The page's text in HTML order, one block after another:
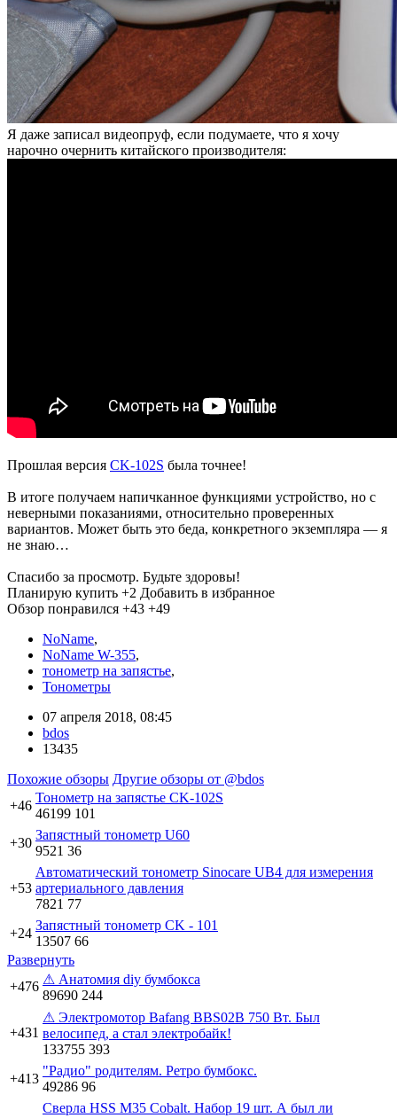
Я даже записал видеопруф, если подумаете, что я хочу
нарочно очернить китайского производителя:
Прошлая версия CK-102S была точнее!
В итоге получаем напичканное функциями устройство, но с
неверными показаниями, относительно проверенных
вариантов. Может быть это беда, конкретного экземпляра — я
не знаю…
Спасибо за просмотр. Будьте здоровы!
Планирую купить +2 Добавить в избранное
Обзор понравился +43 +49
NoName,
NoName W-355,
тонометр на запястье,
Тонометры
07 апреля 2018, 08:45
bdos
13435
Похожие обзоры Другие обзоры от @bdos
+46
Тонометр на запястье CK-102S
46199 101
+30
Запястный тонометр U60
9521 36
+53
Автоматический тонометр Sinocare UB4 для измерения
артериального давления
7821 77
+24
Запястный тонометр CK - 101
13507 66
Развернуть
+476 ⚠ Анатомия diy бумбокса
89690 244
+431
⚠ Электромотор Bafang BBS02B 750 Вт. Был
велосипед, а стал электробайк!
133755 393
+413
"Радио" родителям. Ретро бумбокс.
49286 96
Сверла HSS M35 Cobalt. Набор 19 шт. А был ли